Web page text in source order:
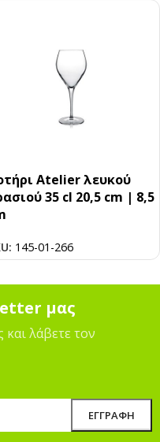
Atelier λευκού
35 cl 20,5 cm | 8,5
145-01-266
μας
λάβετε τον